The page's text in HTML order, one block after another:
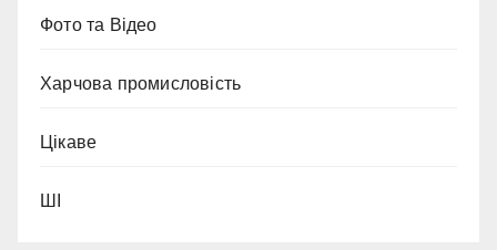
Фото та Відео
Харчова промисловість
Цікаве
ШІ